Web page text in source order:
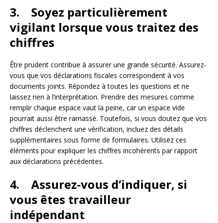
3. Soyez particulièrement
vigilant lorsque vous traitez des
chiffres
Être prudent contribue à assurer une grande sécurité. Assurez-
vous que vos déclarations fiscales correspondent à vos
documents joints. Répondez à toutes les questions et ne
laissez rien à l’interprétation. Prendre des mesures comme
remplir chaque espace vaut la peine, car un espace vide
pourrait aussi être ramassé. Toutefois, si vous doutez que vos
chiffres déclenchent une vérification, incluez des détails
supplémentaires sous forme de formulaires. Utilisez ces
éléments pour expliquer les chiffres incohérents par rapport
aux déclarations précédentes.
4. Assurez-vous d’indiquer, si
vous êtes travailleur
indépendant